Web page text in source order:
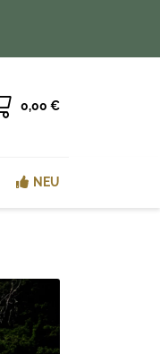
0,00 €
NEU